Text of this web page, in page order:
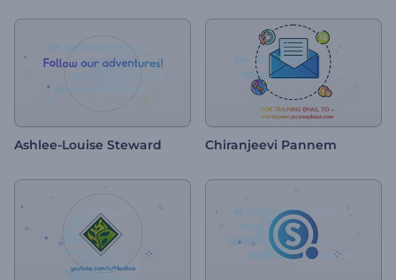
Ashlee-Louise Steward Chiranjeevi Pannem